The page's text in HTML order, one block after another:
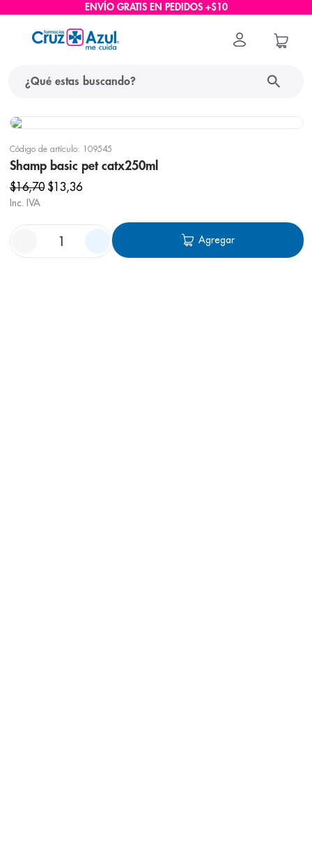
ENVÍO GRATIS EN PEDIDOS +$10
Código de artículo: 109545
Shamp basic pet catx250ml
$16,70 $13,36
Inc. IVA
Agregar